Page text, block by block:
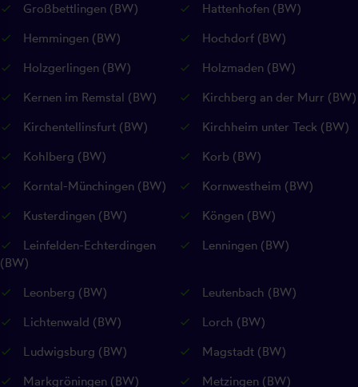
Großbettlingen (BW)
Hattenhofen (BW)
Hemmingen (BW)
Hochdorf (BW)
Holzgerlingen (BW)
Holzmaden (BW)
Kernen im Remstal (BW)
Kirchberg an der Murr (BW)
Kirchentellinsfurt (BW)
Kirchheim unter Teck (BW)
Kohlberg (BW)
Korb (BW)
Korntal-Münchingen (BW)
Kornwestheim (BW)
Kusterdingen (BW)
Köngen (BW)
Leinfelden-Echterdingen
(BW)
Lenningen (BW)
Leonberg (BW)
Leutenbach (BW)
Lichtenwald (BW)
Lorch (BW)
Ludwigsburg (BW)
Magstadt (BW)
Markgröningen (BW)
Metzingen (BW)